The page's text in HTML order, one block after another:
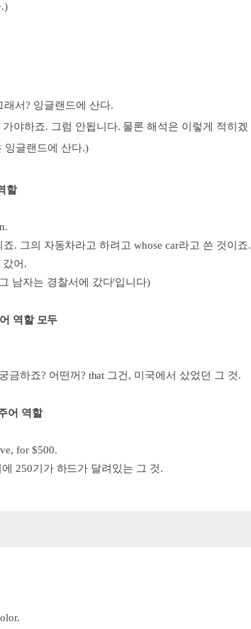
서? 잉글랜드에 산다.
야하죠. 그럼 안됩니다. 물론 해석은 이렇게 적히겠
잉글랜드에 산다.)
할
그의 자동차라고 하려고 whose car라고 쓴 것이죠.
갔어.
남자는 경찰서에 갔다'입니다)
역할 모두
하죠? 어떤꺼? that 그건, 미국에서 샀었던 그 것.
어 역할
for $500.
250기가 하드가 달려있는 그 것.